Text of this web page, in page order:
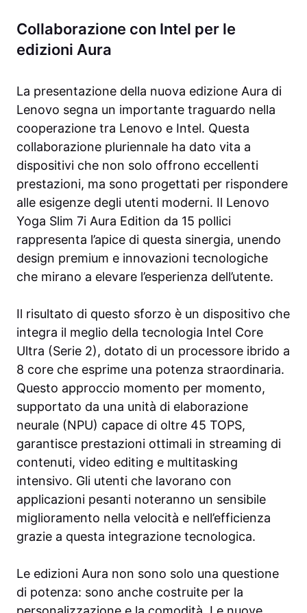
Collaborazione con Intel per le
edizioni Aura
La presentazione della nuova edizione Aura di
Lenovo segna un importante traguardo nella
cooperazione tra Lenovo e Intel. Questa
collaborazione pluriennale ha dato vita a
dispositivi che non solo offrono eccellenti
prestazioni, ma sono progettati per rispondere
alle esigenze degli utenti moderni. Il Lenovo
Yoga Slim 7i Aura Edition da 15 pollici
rappresenta l’apice di questa sinergia, unendo
design premium e innovazioni tecnologiche
che mirano a elevare l’esperienza dell’utente.
Il risultato di questo sforzo è un dispositivo che
integra il meglio della tecnologia Intel Core
Ultra (Serie 2), dotato di un processore ibrido a
8 core che esprime una potenza straordinaria.
Questo approccio momento per momento,
supportato da una unità di elaborazione
neurale (NPU) capace di oltre 45 TOPS,
garantisce prestazioni ottimali in streaming di
contenuti, video editing e multitasking
intensivo. Gli utenti che lavorano con
applicazioni pesanti noteranno un sensibile
miglioramento nella velocità e nell’efficienza
grazie a questa integrazione tecnologica.
Le edizioni Aura non sono solo una questione
di potenza: sono anche costruite per la